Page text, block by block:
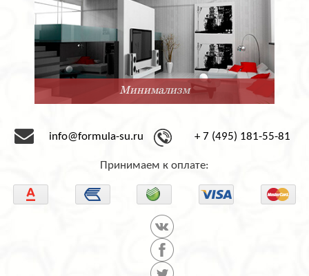
Минимализм
info@formula-su.ru + 7 (495) 181-55-81
Принимаем к оплате: